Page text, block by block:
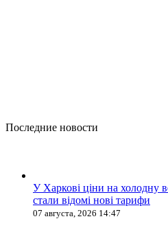
Последние новости
У Харкові ціни на холодну
стали відомі нові тарифи
07 августа, 2026 14:47